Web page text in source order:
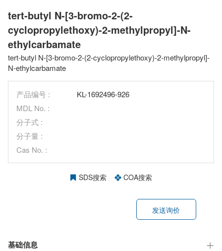
tert-butyl N-[3-bromo-2-(2-
cyclopropylethoxy)-2-methylpropyl]-N-
ethylcarbamate
tert-butyl N-[3-bromo-2-(2-cyclopropylethoxy)-2-methylpropyl]-
N-ethylcarbamate
产品编号 :
KL-1692496-926
MDL No. :
分子式 :
分子量 :
Cas No. :
SDS搜索 COA搜索
发送询价
基础信息